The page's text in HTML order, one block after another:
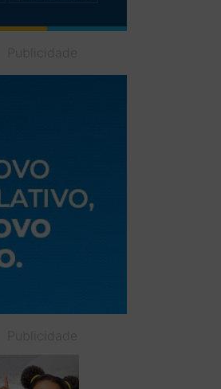
Publicidade
Publicidade